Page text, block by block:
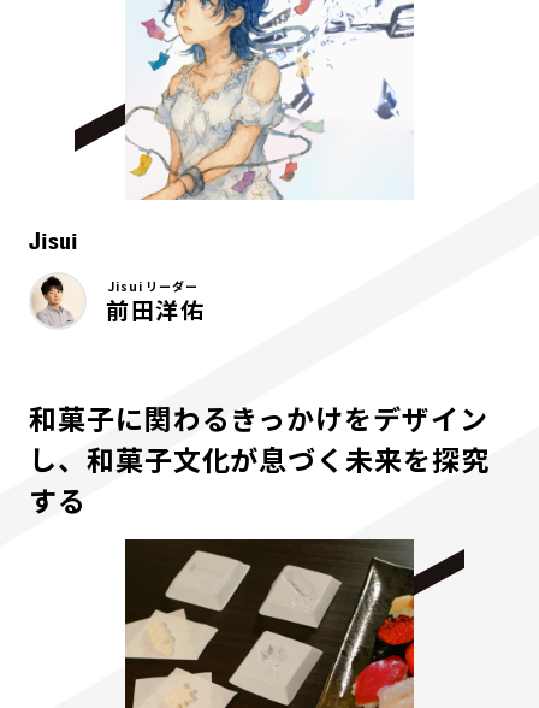
Jisui
Jisui リーダー
前田洋佑
和菓子に関わるきっかけをデザイン
し、和菓子文化が息づく未来を探究
する